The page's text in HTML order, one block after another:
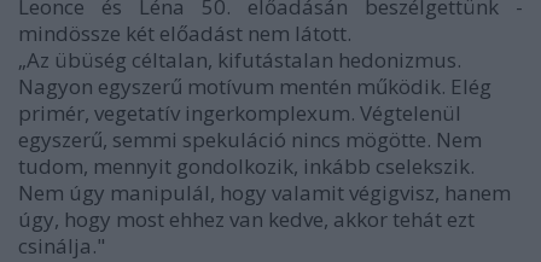
Leonce és Léna 50. előadásán beszélgettünk -
mindössze két előadást nem látott.
„Az übüség céltalan, kifutástalan hedonizmus.
Nagyon egyszerű motívum mentén működik. Elég
primér, vegetatív ingerkomplexum. Végtelenül
egyszerű, semmi spekuláció nincs mögötte. Nem
tudom, mennyit gondolkozik, inkább cselekszik.
Nem úgy manipulál, hogy valamit végigvisz, hanem
úgy, hogy most ehhez van kedve, akkor tehát ezt
csinálja."